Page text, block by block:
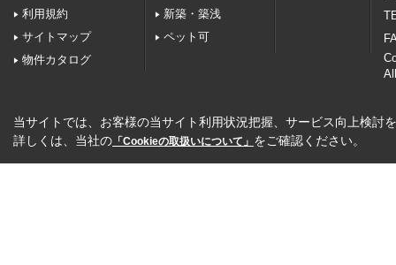
利用規約
サイトマップ
物件カタログ
新築・築浅
ペット可
当サイトでは、お客様の当サイト利用状況把握、サービス向上検討
詳しくは、当社の 「Cookieの取扱いについて」 をご確認ください。